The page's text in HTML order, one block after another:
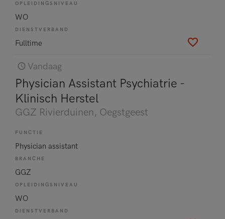
OPLEIDINGSNIVEAU
WO
DIENSTVERBAND
Fulltime
Vandaag
Physician Assistant Psychiatrie -
Klinisch Herstel
GGZ Rivierduinen, Oegstgeest
FUNCTIE
Physician assistant
BRANCHE
GGZ
OPLEIDINGSNIVEAU
WO
DIENSTVERBAND